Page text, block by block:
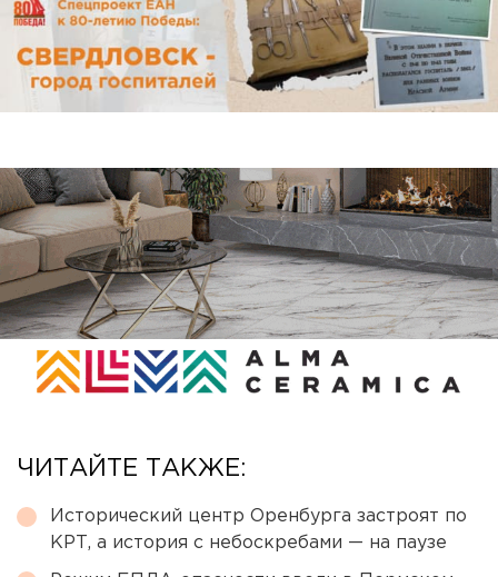
ЧИТАЙТЕ ТАКЖЕ:
Исторический центр Оренбурга застроят по
КРТ, а история с небоскребами — на паузе